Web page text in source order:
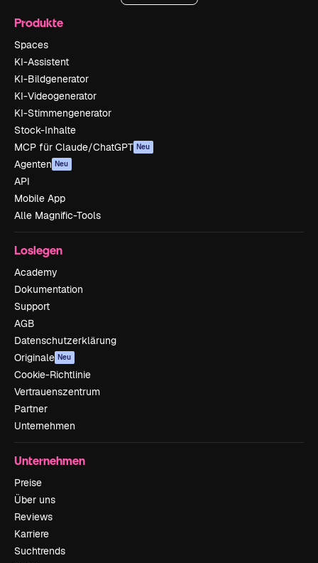
Produkte
Spaces
KI-Assistent
KI-Bildgenerator
KI-Videogenerator
KI-Stimmengenerator
Stock-Inhalte
MCP für Claude/ChatGPT Neu
Agenten Neu
API
Mobile App
Alle Magnific-Tools
Loslegen
Academy
Dokumentation
Support
AGB
Datenschutzerklärung
Originale Neu
Cookie-Richtlinie
Vertrauenszentrum
Partner
Unternehmen
Unternehmen
Preise
Über uns
Reviews
Karriere
Suchtrends